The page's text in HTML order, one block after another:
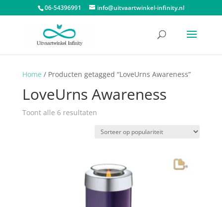
06-54396991 info@uitvaartwinkel-infinity.nl
Home / Producten getagged “LoveUrns Awareness”
LoveUrns Awareness
Toont alle 6 resultatenGesorteerd
populariteit